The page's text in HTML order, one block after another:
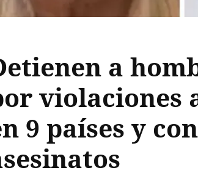
a
violaciones
9 países y